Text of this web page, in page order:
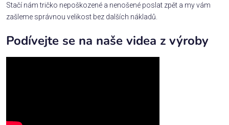
Stačí nám tričko nepoškozené a nenošené poslat zpět a my vám
zašleme správnou velikost bez dalších nákladů.
Podívejte se na naše videa z výroby